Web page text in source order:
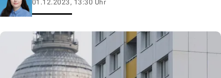
01.12.2023, 13:30 Uhr